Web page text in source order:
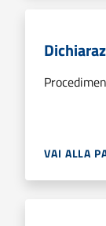
VAI ALLA